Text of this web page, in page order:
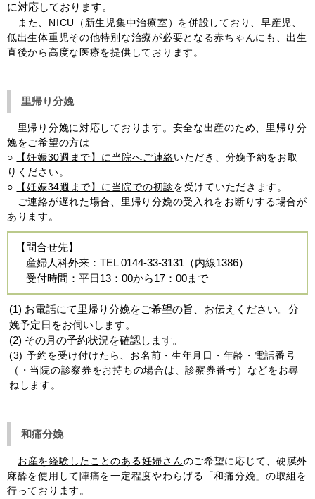
に対応しております。
また、NICU（新生児集中治療室）を併設しており、早産児、
低出生体重児その他特別な治療が必要となる赤ちゃんにも、出生
直後から高度な医療を提供しております。
里帰り分娩
里帰り分娩に対応しております。安全な出産のため、里帰り分
娩をご希望の方は
○
【妊娠30週まで】に当院へご連絡いただき、分娩予約をお取
りください。
○
【妊娠34週まで】に当院での初診を受けていただきます。
ご連絡が遅れた場合、里帰り分娩の受入れをお断りする場合が
あります。
【問合せ先】
産婦人科外来：TEL 0144-33-3131（内線1386）
受付時間：平日13：00から17：00まで
(1) お電話にて里帰り分娩をご希望の旨、お伝えください。分
娩予定日をお伺いします。
(2) その月の予約状況を確認します。
(3) 予約を受け付けたら、お名前・生年月日・年齢・電話番号
（・当院の診察券をお持ちの場合は、診察券番号）などをお尋
ねします。
和痛分娩
お産を経験したことのある妊婦さんのご希望に応じて、硬膜外
麻酔を使用して陣痛を一定程度やわらげる「和痛分娩」の取組を
行っております。